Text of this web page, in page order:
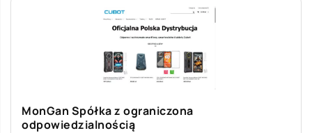
MonGan Spółka z ograniczona
odpowiedzialnością